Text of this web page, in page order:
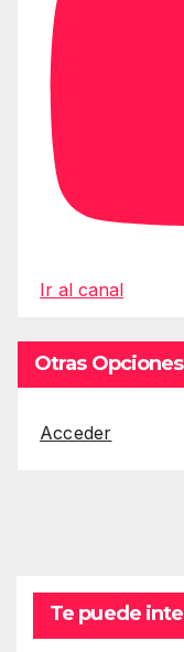
Ir al canal
Otras Opciones
Acceder
Te puede